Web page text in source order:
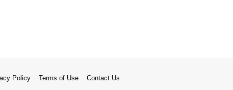
Policy Terms of Use Contact Us